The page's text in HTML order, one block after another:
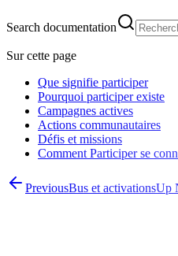
Search documentation
Sur cette page
Que signifie participer
Pourquoi participer existe
Campagnes actives
Actions communautaires
Défis et missions
Comment Participer se
PreviousBus et activationsUp